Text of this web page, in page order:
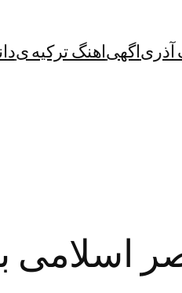
آذریاگهیاهنگ ترکیه ی